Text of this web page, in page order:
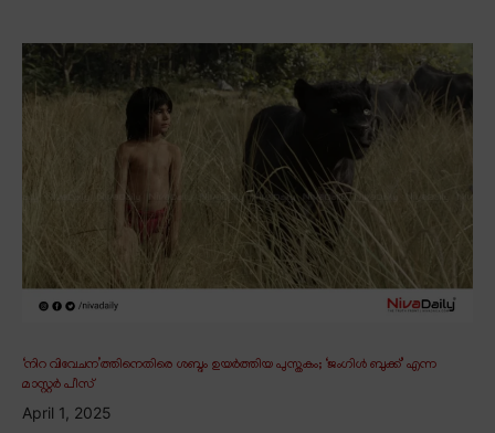
‘നിറ വിവേചന’ത്തിനെതിരെ ശബ്ദം ഉയർത്തിയ പുസ്തകം; ‘ജംഗിൾ ബുക്ക്’ എന്ന
മാസ്റ്റർ പീസ്
April 1, 2025